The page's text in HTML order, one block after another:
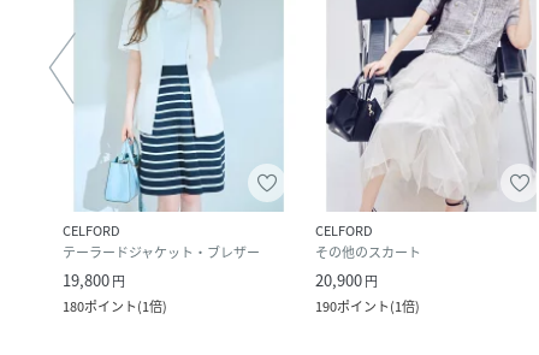
CELFORD
テーラードジャケット・ブレザー
19,800円
180ポイント(1倍)
CELFORD
その他のスカート
20,900円
190ポイント(1倍)